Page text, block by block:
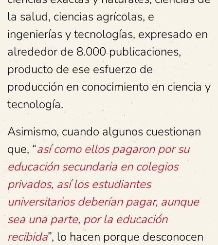
la salud, ciencias agrícolas, e
ingenierías y tecnologías, expresado en
alrededor de 8.000 publicaciones,
producto de ese esfuerzo de
producción en conocimiento en ciencia y
tecnología.
Asimismo, cuando algunos cuestionan
que, “así como ellos pagaron por su
educación secundaria en colegios
privados, así los estudiantes
universitarios deberían pagar, aunque
sea una parte, por la educación
recibida”, lo hacen porque desconocen